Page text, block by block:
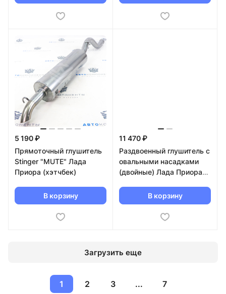
5 190 ₽
Прямоточный глушитель
Stinger "MUTE" Лада
Приора (хэтчбек)
В корзину
11 470 ₽
Раздвоенный глушитель с
овальными насадками
(двойные) Лада Приора
В корзину
Загрузить еще
1 2 3 ... 7